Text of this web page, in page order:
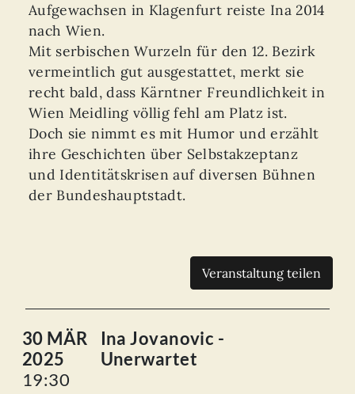
Aufgewachsen in Klagenfurt reiste Ina 2014
nach Wien.
Mit serbischen Wurzeln für den 12. Bezirk
vermeintlich gut ausgestattet, merkt sie
recht bald, dass Kärntner Freundlichkeit in
Wien Meidling völlig fehl am Platz ist.
Doch sie nimmt es mit Humor und erzählt
ihre Geschichten über Selbstakzeptanz
und Identitätskrisen auf diversen Bühnen
der Bundeshauptstadt.
Veranstaltung teilen
30 MÄR
2025
19:30
Ina Jovanovic -
Unerwartet